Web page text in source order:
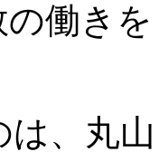
働き
、丸